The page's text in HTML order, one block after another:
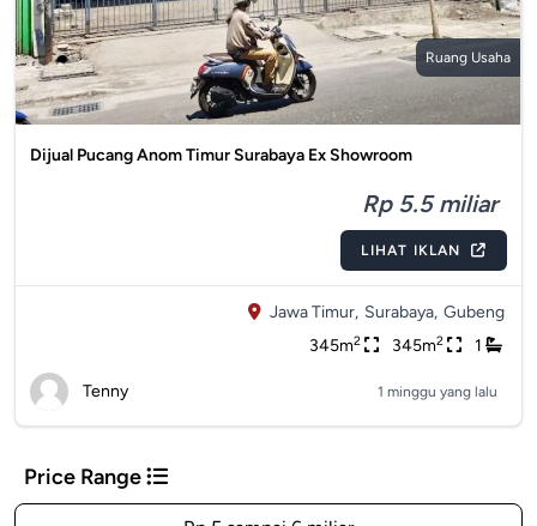
Ruang Usaha
Dijual Pucang Anom Timur Surabaya Ex Showroom
Rp 5.5 miliar
LIHAT IKLAN
Jawa Timur, Surabaya, Gubeng
345m2 345m2 1
Tenny 1 minggu yang lalu
Price Range